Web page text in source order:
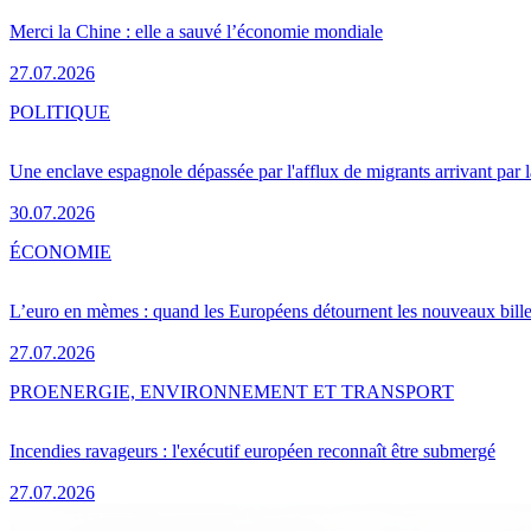
Merci la Chine : elle a sauvé l’économie mondiale
27.07.2026
Une enclave espagnole dépassée par l'afflux de migrants arrivant par
30.07.2026
POLITIQUE
L’euro en mèmes : quand les Européens détournent les nouveaux
27.07.2026
ÉCONOMIE
Incendies ravageurs : l'exécutif européen reconnaît être submergé
27.07.2026
PROENERGIE, ENVIRONNEMENT ET TRANSPORT